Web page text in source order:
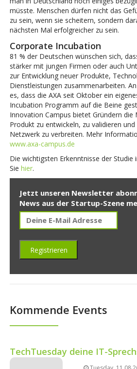
müsste. Menschen dürfen nicht das
zu sein, wenn sie scheitern, sondern
nächsten Mal erfolgreicher zu sein.
Corporate Incubation
81 % der Deutschen wünschen sich,
stärker mit jungen Firmen oder auch
zur Entwicklung neuer Produkte,
Dienstleistungen zusammenarbeiten.
es, dass die AXA seit Oktober ein
Incubation Programm auf die Beine
Innovation Campus bietet Gründern die
Produkt zu entwickeln, zu validieren und
Netzwerk zu verbreiten. Mehr
www.axa-campus.de
Die wichtigsten Erkenntnisse der Studie
Sie hier.
Jetzt unseren Newsletter
News aus der Startup-Szene
Kommende Events
TechTuesday deine IT-